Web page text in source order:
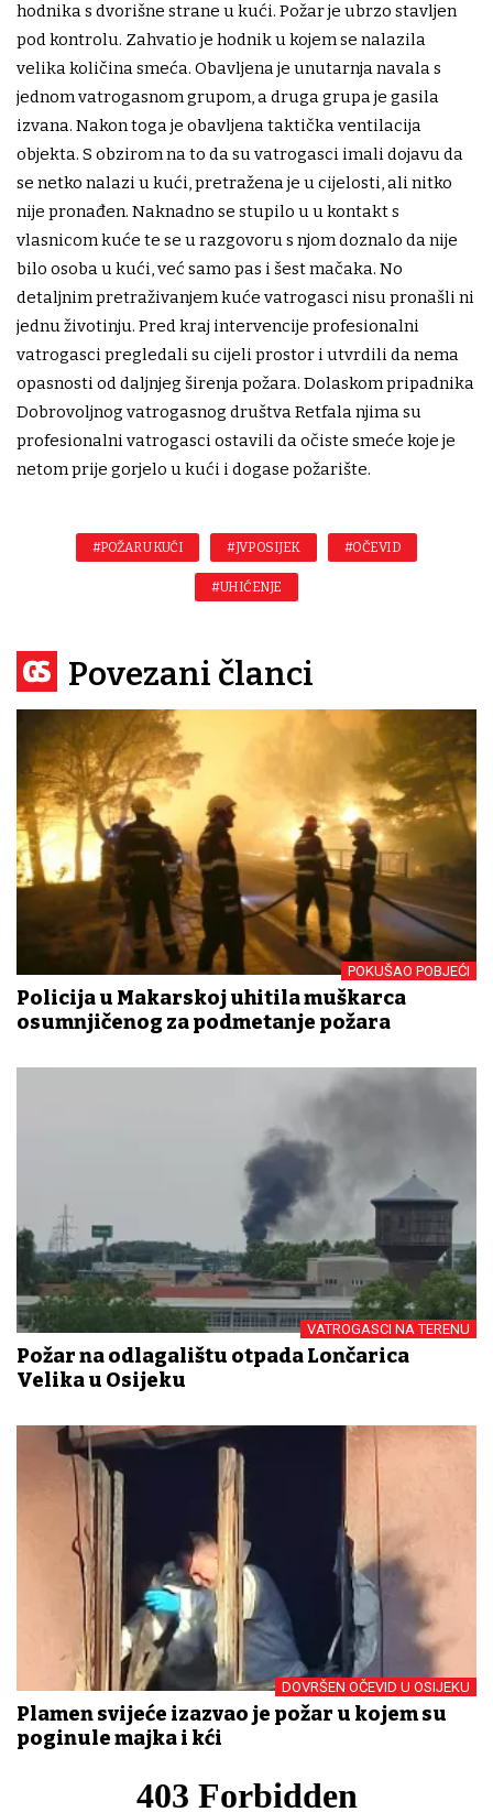
hodnika s dvorišne strane u kući. Požar je ubrzo stavljen
pod kontrolu. Zahvatio je hodnik u kojem se nalazila
velika količina smeća. Obavljena je unutarnja navala s
jednom vatrogasnom grupom, a druga grupa je gasila
izvana. Nakon toga je obavljena taktička ventilacija
objekta. S obzirom na to da su vatrogasci imali dojavu da
se netko nalazi u kući, pretražena je u cijelosti, ali nitko
nije pronađen. Naknadno se stupilo u u kontakt s
vlasnicom kuće te se u razgovoru s njom doznalo da nije
bilo osoba u kući, već samo pas i šest mačaka. No
detaljnim pretraživanjem kuće vatrogasci nisu pronašli ni
jednu životinju. Pred kraj intervencije profesionalni
vatrogasci pregledali su cijeli prostor i utvrdili da nema
opasnosti od daljnjeg širenja požara. Dolaskom pripadnika
Dobrovoljnog vatrogasnog društva Retfala njima su
profesionalni vatrogasci ostavili da očiste smeće koje je
netom prije gorjelo u kući i dogase požarište.
#POŽAR U KUĆI #JVP OSIJEK #OČEVID
#UHIĆENJE
Povezani članci
POKUŠAO POBJEĆI
Policija u Makarskoj uhitila muškarca
osumnjičenog za podmetanje požara
VATROGASCI NA TERENU
Požar na odlagalištu otpada Lončarica
Velika u Osijeku
DOVRŠEN OČEVID U OSIJEKU
Plamen svijeće izazvao je požar u kojem su
poginule majka i kći